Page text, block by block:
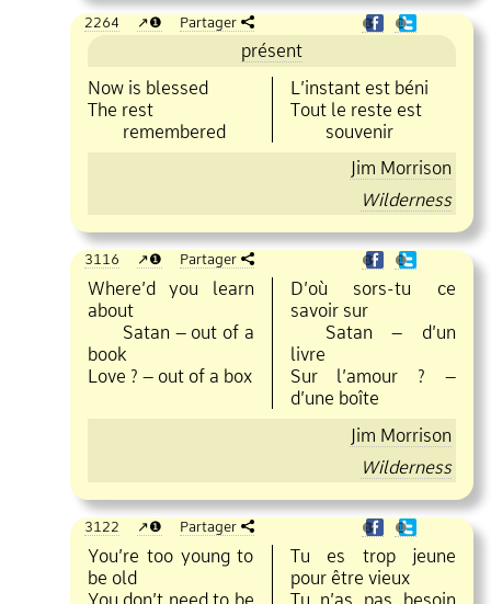
2264 ❶ Partager ❶ ❶
présent
Now is blessed
The rest
remembered
L’instant est béni
Tout le reste est
souvenir
Jim Morrison
Wilderness
3116 ❶ Partager ❶ ❶
Where’d you learn
about
Satan – out of a
book
Love ? – out of a box
D’où sors tu ce
savoir sur
Satan – d’un
livre
Sur l’amour ? –
d’une boîte
Jim Morrison
Wilderness
3122 ❶ Partager ❶ ❶
You’re too young to
be old
You don’t need to be
Tu es trop jeune
pour être vieux
Tu n’as pas besoin